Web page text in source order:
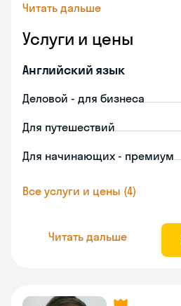
Читать дальше
Услуги и цены
Английский язык
Деловой - для бизнеса
Для путешествий
Для начинающих - премиум
Все услуги и цены (4)
Читать дальше